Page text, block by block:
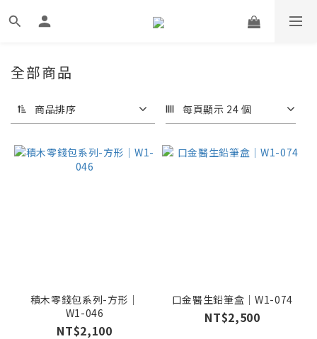
全部商品
商品排序 每頁顯示 24 個
積木零錢包系列-方形｜
W1-046
NT$2,100
口金醫生鉛筆盒｜W1-074
NT$2,500